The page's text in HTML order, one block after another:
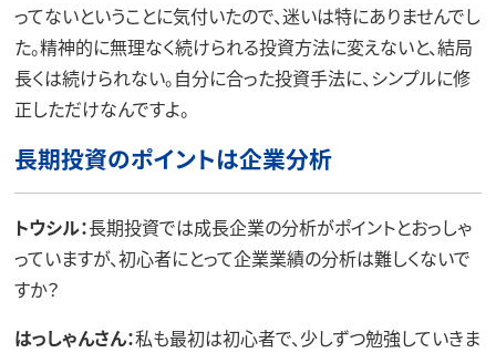
ってないということに気付いたので、迷いは特にありませんでし
た。精神的に無理なく続けられる投資方法に変えないと、結局
長くは続けられない。自分に合った投資手法に、シンプルに修
正しただけなんですよ。
長期投資のポイントは企業分析
トウシル：長期投資では成長企業の分析がポイントとおっしゃ
っていますが、初心者にとって企業業績の分析は難しくないで
すか？
はっしゃんさん：私も最初は初心者で、少しずつ勉強していきま